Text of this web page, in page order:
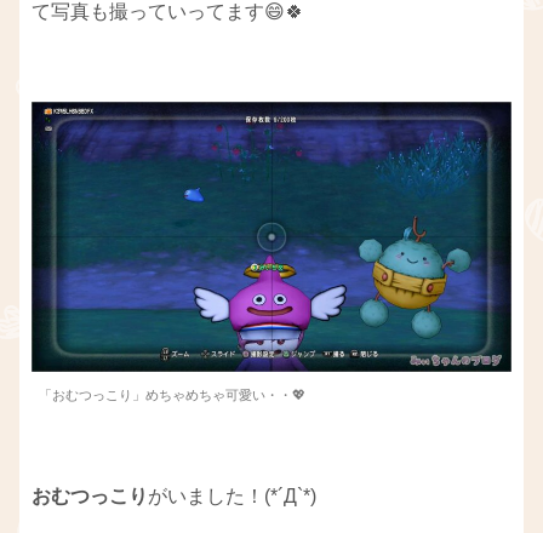
て写真も撮っていってます😄🍀
「おむつっこり」めちゃめちゃ可愛い・・💖
おむつっこり がいました！(*´Д`*)